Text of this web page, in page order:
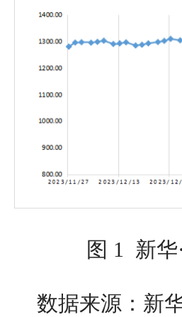
图 1 新
数据来源：新